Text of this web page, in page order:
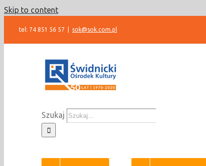
Skip to content
tel: 74 851 56 57 sok@sok.com.pl
Szukaj